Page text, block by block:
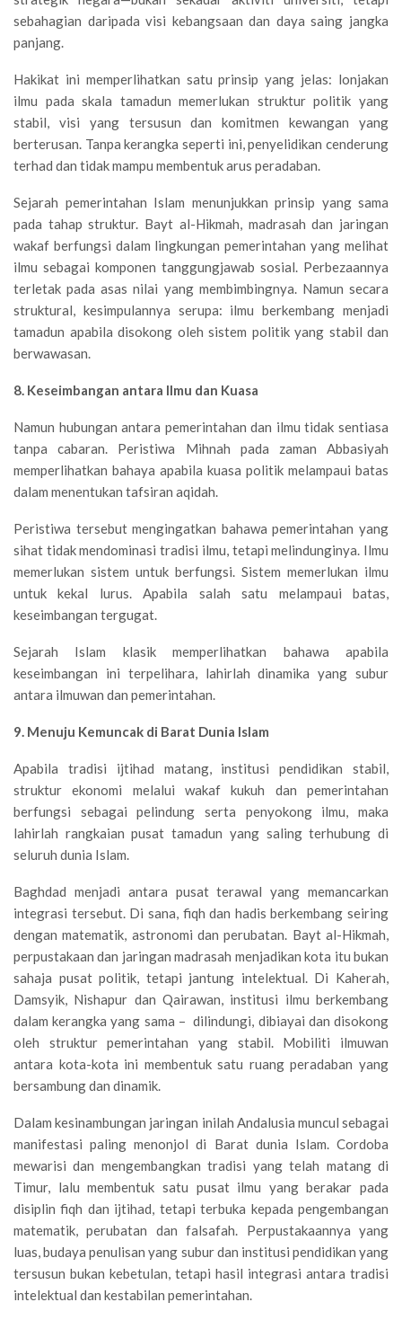
sebahagian daripada visi kebangsaan dan daya saing jangka
panjang.
Hakikat ini memperlihatkan satu prinsip yang jelas: lonjakan
ilmu pada skala tamadun memerlukan struktur politik yang
stabil, visi yang tersusun dan komitmen kewangan yang
berterusan. Tanpa kerangka seperti ini, penyelidikan cenderung
terhad dan tidak mampu membentuk arus peradaban.
Sejarah pemerintahan Islam menunjukkan prinsip yang sama
pada tahap struktur. Bayt al-Hikmah, madrasah dan jaringan
wakaf berfungsi dalam lingkungan pemerintahan yang melihat
ilmu sebagai komponen tanggungjawab sosial. Perbezaannya
terletak pada asas nilai yang membimbingnya. Namun secara
struktural, kesimpulannya serupa: ilmu berkembang menjadi
tamadun apabila disokong oleh sistem politik yang stabil dan
berwawasan.
8. Keseimbangan antara Ilmu dan Kuasa
Namun hubungan antara pemerintahan dan ilmu tidak sentiasa
tanpa cabaran. Peristiwa Mihnah pada zaman Abbasiyah
memperlihatkan bahaya apabila kuasa politik melampaui batas
dalam menentukan tafsiran aqidah.
Peristiwa tersebut mengingatkan bahawa pemerintahan yang
sihat tidak mendominasi tradisi ilmu, tetapi melindunginya. Ilmu
memerlukan sistem untuk berfungsi. Sistem memerlukan ilmu
untuk kekal lurus. Apabila salah satu melampaui batas,
keseimbangan tergugat.
Sejarah Islam klasik memperlihatkan bahawa apabila
keseimbangan ini terpelihara, lahirlah dinamika yang subur
antara ilmuwan dan pemerintahan.
9. Menuju Kemuncak di Barat Dunia Islam
Apabila tradisi ijtihad matang, institusi pendidikan stabil,
struktur ekonomi melalui wakaf kukuh dan pemerintahan
berfungsi sebagai pelindung serta penyokong ilmu, maka
lahirlah rangkaian pusat tamadun yang saling terhubung di
seluruh dunia Islam.
Baghdad menjadi antara pusat terawal yang memancarkan
integrasi tersebut. Di sana, fiqh dan hadis berkembang seiring
dengan matematik, astronomi dan perubatan. Bayt al-Hikmah,
perpustakaan dan jaringan madrasah menjadikan kota itu bukan
sahaja pusat politik, tetapi jantung intelektual. Di Kaherah,
Damsyik, Nishapur dan Qairawan, institusi ilmu berkembang
dalam kerangka yang sama – dilindungi, dibiayai dan disokong
oleh struktur pemerintahan yang stabil. Mobiliti ilmuwan
antara kota-kota ini membentuk satu ruang peradaban yang
bersambung dan dinamik.
Dalam kesinambungan jaringan inilah Andalusia muncul sebagai
manifestasi paling menonjol di Barat dunia Islam. Cordoba
mewarisi dan mengembangkan tradisi yang telah matang di
Timur, lalu membentuk satu pusat ilmu yang berakar pada
disiplin fiqh dan ijtihad, tetapi terbuka kepada pengembangan
matematik, perubatan dan falsafah. Perpustakaannya yang
luas, budaya penulisan yang subur dan institusi pendidikan yang
tersusun bukan kebetulan, tetapi hasil integrasi antara tradisi
intelektual dan kestabilan pemerintahan.